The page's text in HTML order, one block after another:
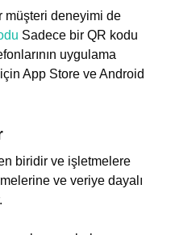
müşteri deneyimi de
Sadece bir QR kodu
uygulama
App Store ve Android
biridir ve işletmelere
ve veriye dayalı